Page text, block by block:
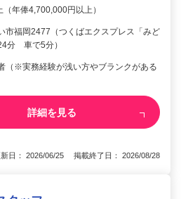
年俸4,700,000円以上）
市福岡2477（つくばエクスプレス「みど
分 車で5分）
（※実務経験が浅い方やブランクがある
詳細を見る
日： 2026/06/25 掲載終了日： 2026/08/28